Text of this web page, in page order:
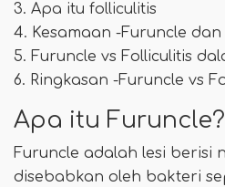
3. Apa itu folliculitis
4. Kesamaan -Furuncle dan
5. Furuncle vs Folliculitis
6. Ringkasan -Furuncle vs
Apa itu Furuncle?
Furuncle adalah lesi berisi
disebabkan oleh bakteri